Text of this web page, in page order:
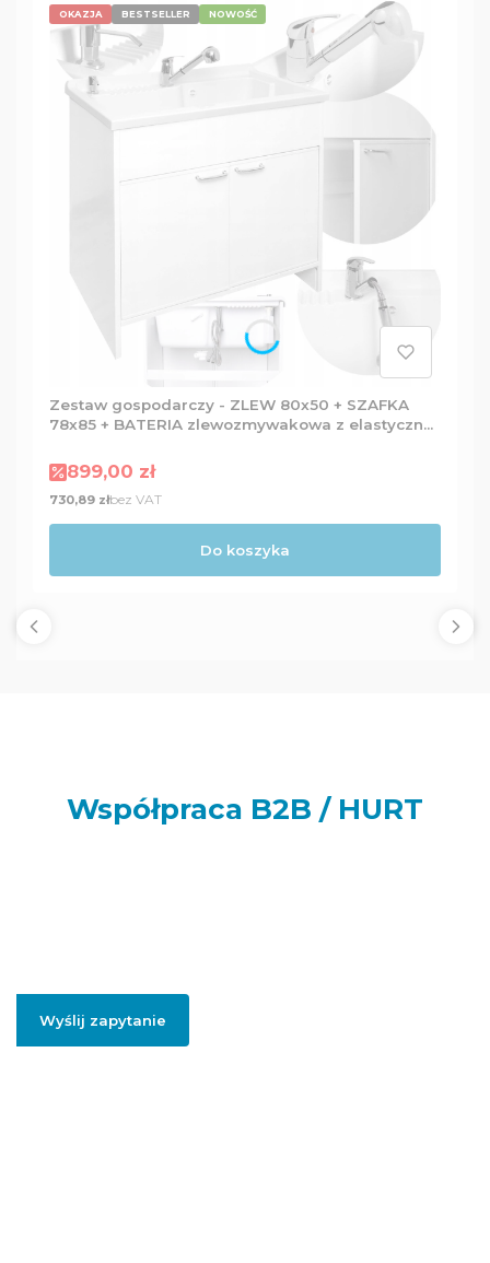
OKAZJA BESTSELLER NOWOŚĆ
Zestaw gospodarczy - ZLEW 80x50 + SZAFKA
78x85 + BATERIA zlewozmywakowa z elastyczną
Cena promocyjna
899,00 zł
Cena
730,89 złbez VAT
Do koszyka
Współpraca B2B / HURT
Wyślij zapytanie